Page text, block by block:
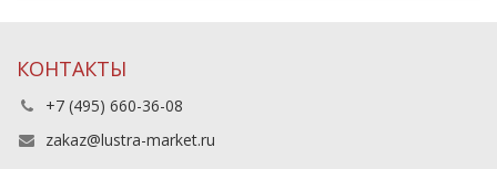
КОНТАКТЫ
+7 (495) 660-36-08
zakaz@lustra-market.ru